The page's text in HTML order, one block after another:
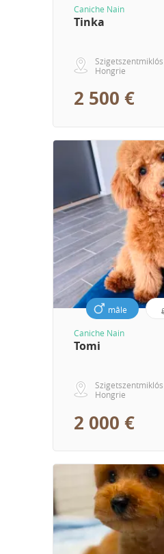
Caniche Nain
Tinka
Szigetszentmiklós
Hongrie
2 500 €
mâle
Caniche Nain
Tomi
Szigetszentmiklós
Hongrie
2 000 €